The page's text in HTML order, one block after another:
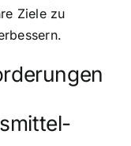
Ziele zu